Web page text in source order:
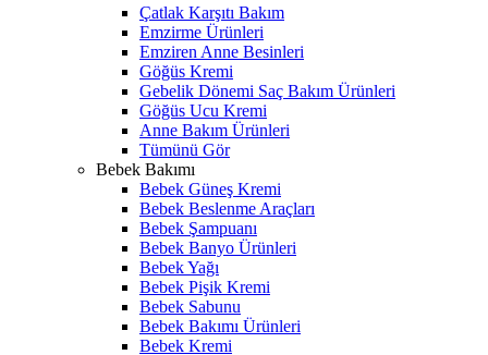
Çatlak Karşıtı Bakım
Emzirme Ürünleri
Emziren Anne Besinleri
Göğüs Kremi
Gebelik Dönemi Saç Bakım Ürünleri
Göğüs Ucu Kremi
Anne Bakım Ürünleri
Tümünü Gör
Bebek Bakımı
Bebek Güneş Kremi
Bebek Beslenme Araçları
Bebek Şampuanı
Bebek Banyo Ürünleri
Bebek Yağı
Bebek Pişik Kremi
Bebek Sabunu
Bebek Bakımı Ürünleri
Bebek Kremi